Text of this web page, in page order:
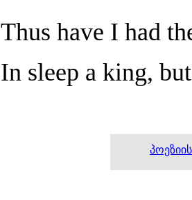
Thus have I had
In sleep a king,